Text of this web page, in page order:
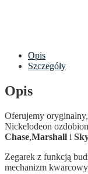
Opis
Szczegóły
Opis
Oferujemy oryginalny,
Nickelodeon
Chase,Marshall i
Zegarek z funkcją
mechanizm